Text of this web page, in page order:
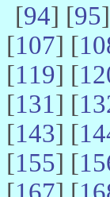
[94] [95
[107] [
[119] [
[131] [
[143] [
[155] [